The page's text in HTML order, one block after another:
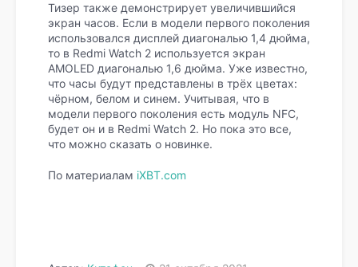
Тизер также демонстрирует увеличившийся
экран часов. Если в модели первого поколения
использовался дисплей диагональю 1,4 дюйма,
то в Redmi Watch 2 используется экран
AMOLED диагональю 1,6 дюйма. Уже известно,
что часы будут представлены в трёх цветах:
чёрном, белом и синем. Учитывая, что в
модели первого поколения есть модуль NFC,
будет он и в Redmi Watch 2. Но пока это все,
что можно сказать о новинке.
По материалам iXBT.com